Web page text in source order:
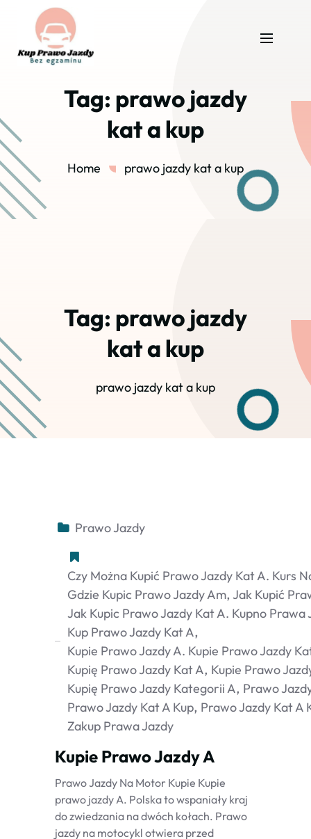
Tag: prawo jazdy
kat a kup
Home prawo jazdy kat a kup
Tag: prawo jazdy
kat a kup
prawo jazdy kat a kup
Prawo Jazdy
Czy Można Kupić Prawo Jazdy Kat A. Kurs
Gdzie Kupic Prawo Jazdy Am Jak Kupić
Jak Kupic Prawo Jazdy Kat A. Kupno Prawa
Kup Prawo Jazdy Kat A
Kupie Prawo Jazdy A. Kupie Prawo Jazdy
Kupię Prawo Jazdy Kat A Kupie Prawo
Kupię Prawo Jazdy Kategorii A Prawo
Prawo Jazdy Kat A Kup Prawo Jazdy Kat A
Zakup Prawa Jazdy
Kupie Prawo Jazdy A
Prawo Jazdy Na Motor Kupie Kupie
prawo jazdy A. Polska to wspaniały kraj
do zwiedzania na dwóch kołach. Prawo
jazdy na motocykl otwiera przed